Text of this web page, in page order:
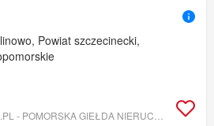
Powiat szczecinecki,